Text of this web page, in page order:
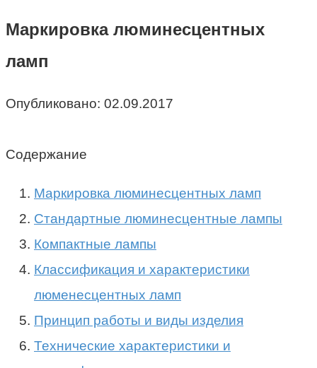
Маркировка люминесцентных
ламп
Опубликовано: 02.09.2017
Содержание
Маркировка люминесцентных ламп
Стандартные люминесцентные лампы
Компактные лампы
Классификация и характеристики
люменесцентных ламп
Принцип работы и виды изделия
Технические характеристики и